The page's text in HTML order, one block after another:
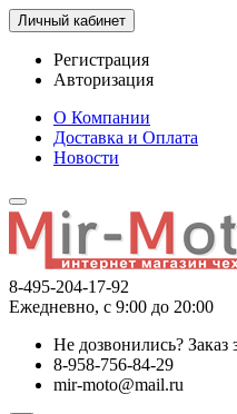
Личный кабинет
Регистрация
Авторизация
О Компании
Доставка и Оплата
Новости
8-495-204-17-92
Ежедневно, с 9:00 до 20:00
Не дозвонились? Заказ
8-958-756-84-29
mir-moto@mail.ru